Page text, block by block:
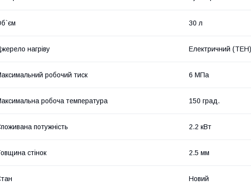
30 л
нагріву Електричний (ТЕН)
робочий тиск 6 МПа
робоча температура 150 град.
потужність 2.2 кВт
стінок 2.5 мм
Новий